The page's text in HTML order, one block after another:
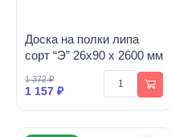
Доска на полки липа
сорт “Э” 26х90 х 2600 мм
1 372 ₽
1 157 ₽